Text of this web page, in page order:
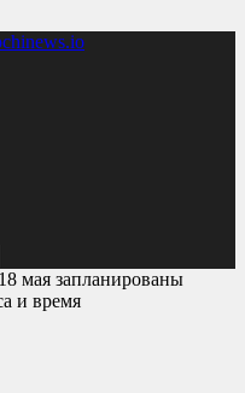
мая запланированы
и время